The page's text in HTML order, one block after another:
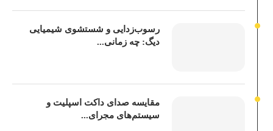
رسوب‌زدایی و شستشوی شیمیایی
دیگ: چه زمانی...
مقایسه صدای داکت اسپلیت و
سیستم‌های مجرای...